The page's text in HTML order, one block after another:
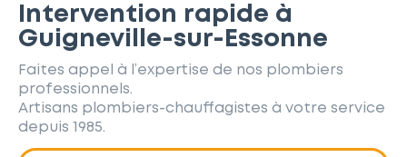
Intervention rapide à
Guigneville-sur-Essonne
Faites appel à l’expertise de nos plombiers
professionnels.
Artisans plombiers-chauffagistes à votre service
depuis 1985.